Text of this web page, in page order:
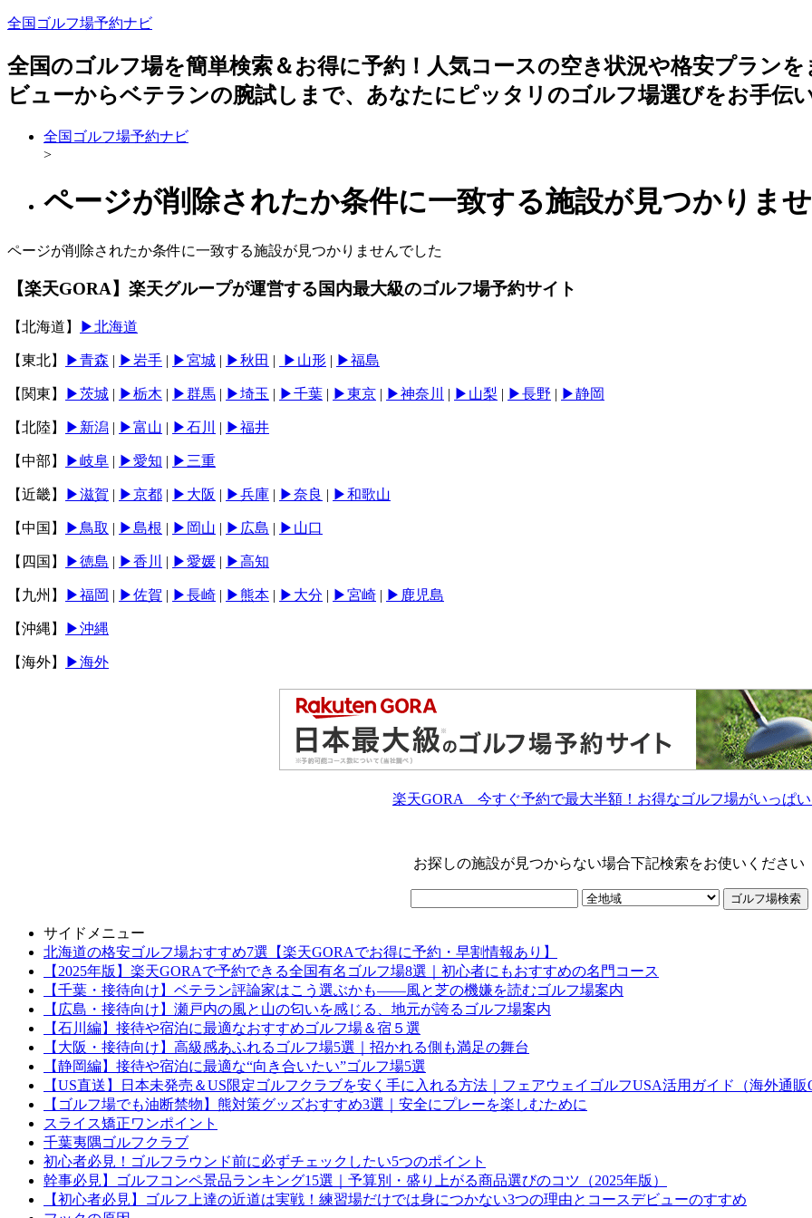
全国ゴルフ場予約ナビ
全国のゴルフ場を簡単検索＆お得に予約！人気コースの空き状況や格安プラン
ビューからベテランの腕試しまで、あなたにピッタリのゴルフ場選びをお手伝
全国ゴルフ場予約ナビ
>
ページが削除されたか条件に一致する施設が見つかりま
ページが削除されたか条件に一致する施設が見つかりませんでした
【楽天GORA】楽天グループが運営する国内最大級のゴルフ場予約サイト
【北海道】 ▶北海道
【東北】 ▶青森 | ▶岩手 | ▶宮城 | ▶秋田 | ▶山形 | ▶福島
【関東】 ▶︎茨城 | ▶︎栃木 | ▶︎群馬 | ▶︎埼玉 | ▶︎千葉 | ▶︎東京 | ▶︎神奈川 | ▶︎山梨 | ▶︎長野 | ▶︎静岡
【北陸】 ▶︎新潟 | ▶︎富山 | ▶︎石川 | ▶︎福井
【中部】 ▶︎岐阜 | ▶︎愛知 | ▶︎三重
【近畿】 ▶︎滋賀 | ▶︎京都 | ▶︎大阪 | ▶︎兵庫 | ▶︎奈良 | ▶︎和歌山
【中国】 ▶︎鳥取 | ▶︎島根 | ▶︎岡山 | ▶︎広島 | ▶︎山口
【四国】 ▶︎徳島 | ▶︎香川 | ▶︎愛媛 | ▶︎高知
【九州】 ▶︎福岡 | ▶︎佐賀 | ▶︎長崎 | ▶︎熊本 | ▶︎大分 | ▶︎宮崎 | ▶︎鹿児島
【沖縄】 ▶︎沖縄
【海外】 ▶海外
楽天GORA 今すぐ予約で最大半額！お得なゴルフ場がいっぱ
お探しの施設が見つからない場合下記検索をお使いください
サイドメニュー
北海道の格安ゴルフ場おすすめ7選【楽天GORAでお得に予約・早割情報あり】
【2025年版】楽天GORAで予約できる全国有名ゴルフ場8選｜初心者にもおすすめの名門コース
【千葉・接待向け】ベテラン評論家はこう選ぶかも——風と芝の機嫌を読むゴルフ場案内
【広島・接待向け】瀬戸内の風と山の匂いを感じる、地元が誇るゴルフ場案内
【石川編】接待や宿泊に最適なおすすめゴルフ場＆宿５選
【大阪・接待向け】高級感あふれるゴルフ場5選｜招かれる側も満足の舞台
【静岡編】接待や宿泊に最適な“向き合いたい”ゴルフ場5選
【US直送】日本未発売＆US限定ゴルフクラブを安く手に入れる方法｜フェアウェイゴルフUSA活用ガイド（海外通販
【ゴルフ場でも油断禁物】熊対策グッズおすすめ3選｜安全にプレーを楽しむために
スライス矯正ワンポイント
千葉夷隅ゴルフクラブ
初心者必見！ゴルフラウンド前に必ずチェックしたい5つのポイント
幹事必見】ゴルフコンペ景品ランキング15選｜予算別・盛り上がる商品選びのコツ（2025年版）
【初心者必見】ゴルフ上達の近道は実戦！練習場だけでは身につかない3つの理由とコースデビューのすすめ